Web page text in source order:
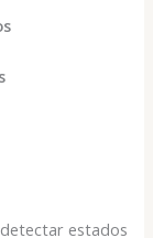
estados